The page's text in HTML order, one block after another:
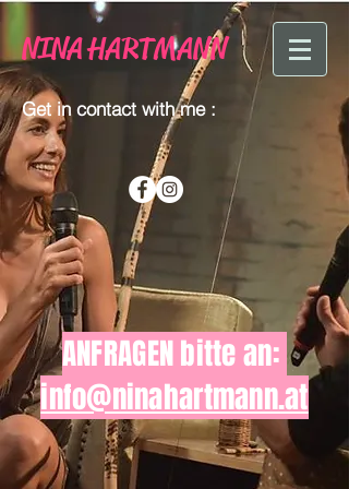
NINAHARTMANN
Get in contact with me :
ANFRAGEN bitte an:
info@ninahartmann.at